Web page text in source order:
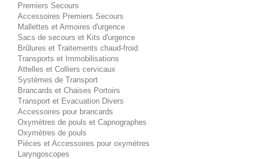
Premiers Secours
Accessoires Premiers Secours
Mallettes et Armoires d'urgence
Sacs de secours et Kits d'urgence
Brûlures et Traitements chaud-froid
Transports et Immobilisations
Attelles et Colliers cervicaux
Systèmes de Transport
Brancards et Chaises Portoirs
Transport et Evacuation Divers
Accessoires pour brancards
Oxymètres de pouls et Capnographes
Oxymètres de pouls
Pièces et Accessoires pour oxymètres
Laryngoscopes